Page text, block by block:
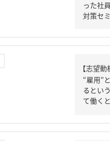
った社
対策セ
【志望動
“雇用”
るとい
て働く